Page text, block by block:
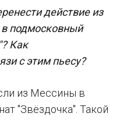
действие из
подмосковный
Как
с этим пьесу?
из Мессины в
"Звёздочка". Такой